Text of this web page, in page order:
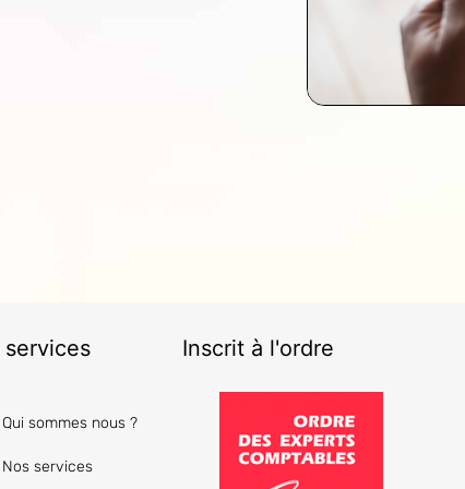
services
Qui sommes nous ?
Nos services
Inscrit à l'ordre